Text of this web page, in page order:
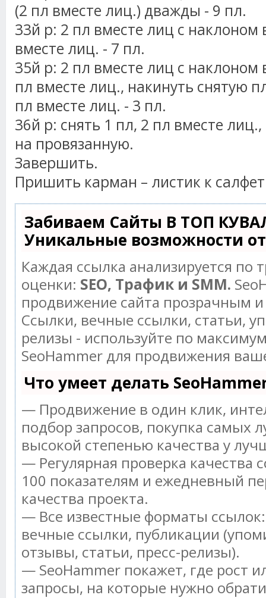
(2 пл вместе лиц.) дважды - 9 пл.
33й р: 2 пл вместе лиц с
вместе лиц. - 7 пл.
35й р: 2 пл вместе лиц с наклоном
пл вместе лиц., накинуть снятую
пл вместе лиц. - 3 пл.
36й р: снять 1 пл, 2 пл вместе
на провязанную.
Завершить.
Пришить карман – листик к
Забиваем Сайты В ТОП
Уникальные возможности
Каждая ссылка анализируется по
оценки: SEO, Трафик и SMM.
продвижение сайта прозрачным
Ссылки, вечные ссылки, статьи,
релизы - используйте по
SeoHammer для продвижения
Что умеет делать
— Продвижение в один клик,
подбор запросов, покупка самых
высокой степенью качества у
— Регулярная проверка качества
100 показателям и ежедневный
качества проекта.
— Все известные форматы
вечные ссылки, публикации
отзывы, статьи, пресс-релизы).
— SeoHammer покажет, где рост
запросы, на которые нужно